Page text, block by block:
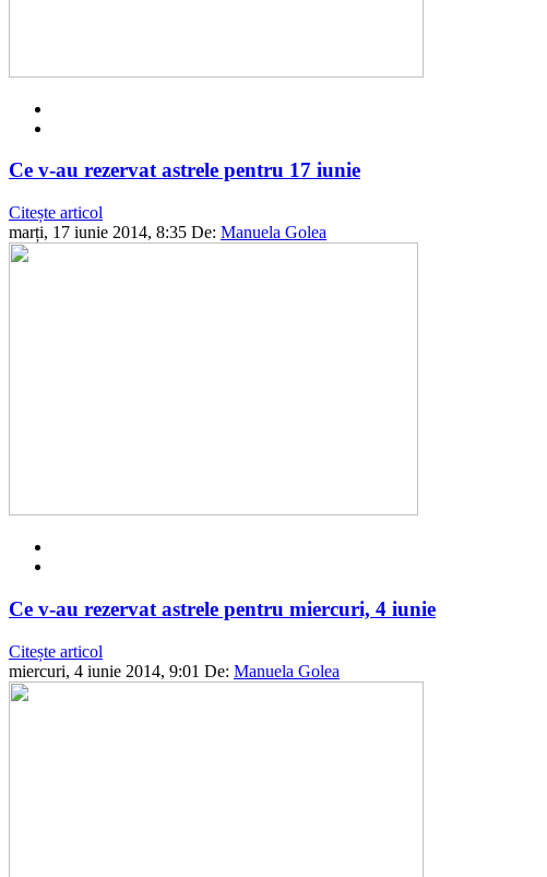
Ce v-au rezervat astrele pentru 17 iunie
Citește articol
marți, 17 iunie 2014, 8:35 De: Manuela Golea
Ce v-au rezervat astrele pentru miercuri, 4 iunie
Citește articol
miercuri, 4 iunie 2014, 9:01 De: Manuela Golea